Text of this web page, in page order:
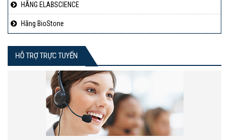
HÃNG ELABSCIENCE
Hãng BioStone
HỖ TRỢ TRỰC TUYẾN